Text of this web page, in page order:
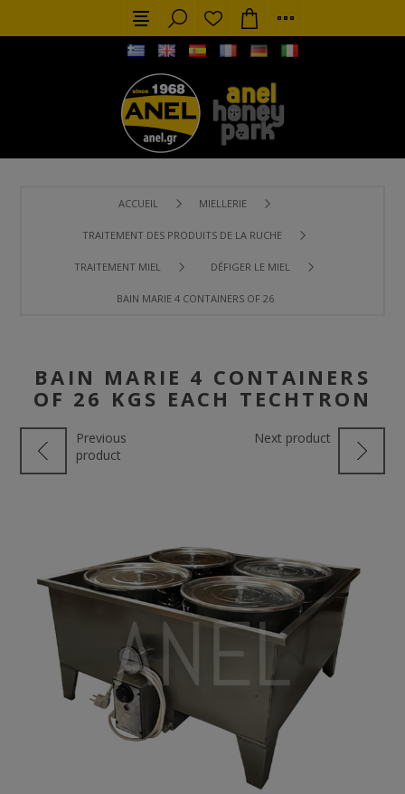
ACCUEIL MIELLERIE
TRAITEMENT DES PRODUITS DE LA RUCHE
TRAITEMENT MIEL DÉFIGER LE MIEL
BAIN MARIE 4 CONTAINERS OF 26 KGS EACH TECHTRON
BAIN MARIE 4 CONTAINERS
OF 26 KGS EACH TECHTRON
Previous
product
Next product